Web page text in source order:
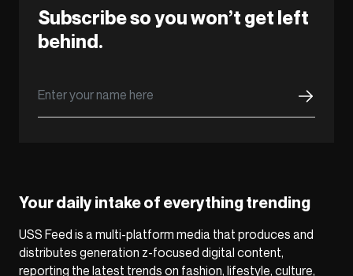
Subscribe so you won’t get left
behind.
Your daily intake of everything trending
USS Feed is a multi-platform media that produces and
distributes generation z-focused digital content,
reporting the latest trends on fashion, lifestyle, culture,